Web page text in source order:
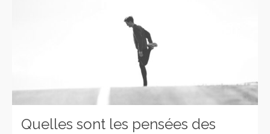
Quelles sont les pensées des